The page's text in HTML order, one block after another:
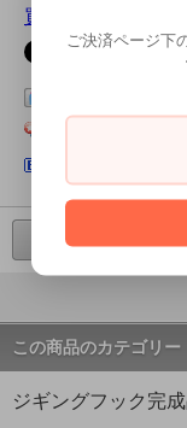
買い物を続ける
この商品をロ
はてなブック
この商品のカテゴリー
ジギングフック完
ご決済ページ下